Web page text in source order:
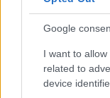
Google
I want to
related to
device
előadások
programot! Az
fénytechnikusok
sátor. A Magyar
nemzetközi
hozta el a